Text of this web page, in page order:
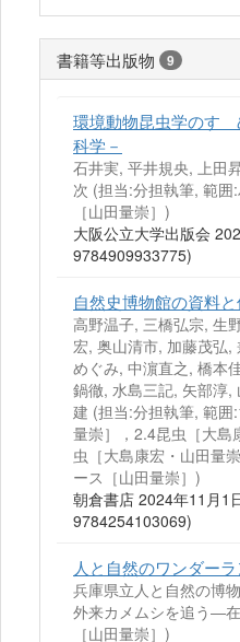
書籍等出版物 9
環境動物昆虫学のす
科学－
石井実, 平井規央, 上田
次 (担当:分担執筆, 範
［山田量崇］)
大阪公立大学出版会
9784909933775)
自然史博物館の資料
高野温子, 三橋弘宗, 生
宏, 奥山清市, 加藤茂弘
めぐみ, 中濵直之, 橋本
鍋徹, 水島三記, 矢部淳,
建 (担当:分担執筆, 範囲
量崇］，2.4昆虫［大島
虫［大島康宏・山田量
ース［山田量崇］)
朝倉書店 2024年11月1
9784254103069)
人と自然のワンダー
兵庫県立人と自然の博
外来カメムシを追う―
［山田量崇］)